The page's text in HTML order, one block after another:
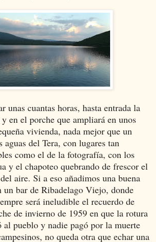
unas cuantas horas, hasta entrada la
en el porche que ampliará en unos
vivienda, nada mejor que un
aguas del Tera, con lugares tan
como el de la fotografía, con los
y el chapoteo quebrando de frescor el
aire. Si a eso añadimos una buena
un bar de Ribadelago Viejo, donde
será ineludible el recuerdo de
de invierno de 1959 en que la rotura
al pueblo y nadie pagó por la muerte
, no queda otra que echar una